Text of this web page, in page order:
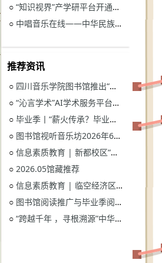
○ “知识视界”产学研平台开通试用通知
○ 中唱音乐在线——中华民族音乐与戏曲资源库开通试用
推荐资讯
○ 四川音乐学院图书馆推出“忆长征？书香路”纪念中国工农红军长征胜利90周年系列活动
○ “沁言学术”AI学术服务平台开通试用
○ 毕业季丨“薪火传承？毕业生图书漂流”活动
○ 图书馆视听音乐坊2026年6月展播季
○ 信息素质教育 | 新都校区“图书馆多媒体资源的鉴赏和利用”电子资源讲座
○ 2026.05馆藏推荐
○ 信息素质教育 | 临空经济区校区“读秀学术资源一站式获取与电子资源远程访问”电子资源讲座
○ 图书馆阅读推广与毕业季阅读活动意见征集
○ “跨越千年 ，寻根溯源”中华优秀传统文化主题活动获奖名单